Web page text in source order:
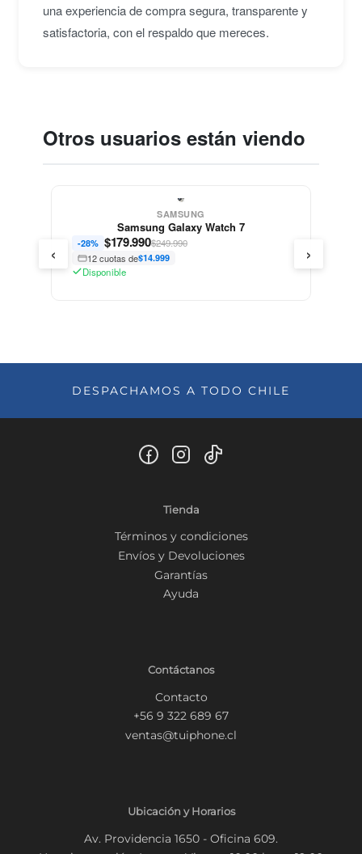
una experiencia de compra segura, transparente y
satisfactoria, con el respaldo que mereces.
Otros usuarios están viendo
SAMSUNG
Samsung Galaxy Watch 7
-28% $179.990$249.990
12 cuotas de$14.999
Disponible
‹ ›
DESPACHAMOS A TODO CHILE
Tienda
Términos y condiciones
Envíos y Devoluciones
Garantías
Ayuda
Contáctanos
Contacto
+56 9 322 689 67
ventas@tuiphone.cl
Ubicación y Horarios
Av. Providencia 1650 - Oficina 609.